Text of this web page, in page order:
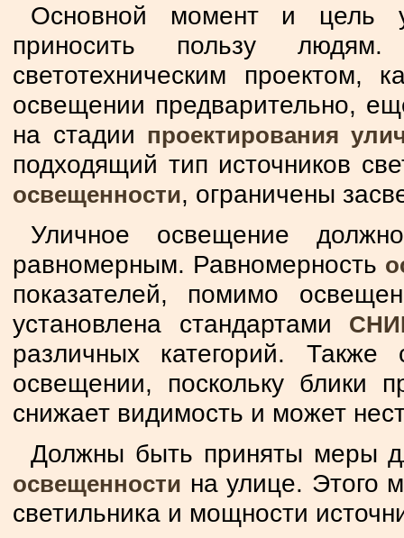
Основной момент и цель
приносить пользу
светотехническим проектом,
освещении предварительно,
на стадии проектирования
подходящий тип источников
освещенности, ограничены
Уличное освещение
равномерным. Равномерность
показателей, помимо
установлена стандартами
различных категорий. Также
освещении, поскольку блики
снижает видимость и может
Должны быть приняты меры
освещенности на улице. Этого
светильника и мощности